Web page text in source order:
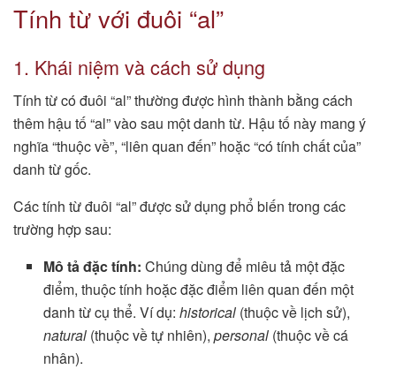
Tính từ với đuôi “al”
1. Khái niệm và cách sử dụng
Tính từ có đuôi “al” thường được hình thành bằng cách
thêm hậu tố “al” vào sau một danh từ. Hậu tố này mang ý
nghĩa “thuộc về”, “liên quan đến” hoặc “có tính chất của”
danh từ gốc.
Các tính từ đuôi “al” được sử dụng phổ biến trong các
trường hợp sau:
Mô tả đặc tính: Chúng dùng để miêu tả một đặc
điểm, thuộc tính hoặc đặc điểm liên quan đến một
danh từ cụ thể. Ví dụ:historical (thuộc về lịch sử),
natural (thuộc về tự nhiên),personal (thuộc về cá
nhân).